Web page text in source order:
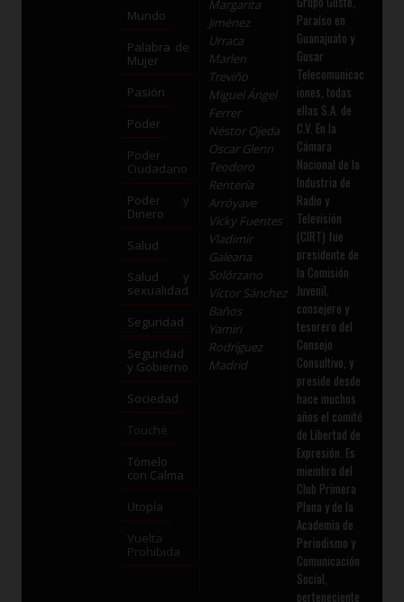
Mundo
Palabra de
Mujer
Pasión
Poder
Poder
Ciudadano
Poder y
Dinero
Salud
Salud y
sexualidad
Seguridad
Seguridad
y Gobierno
Sociedad
Touché
Tómelo
con Calma
Utopía
Vuelta
Prohibida
Margarita
Jiménez
Urraca
Marlen
Treviño
Miguel Ángel
Ferrer
Néstor Ojeda
Oscar Glenn
Teodoro
Rentería
Arróyave
Vicky Fuentes
Vladimir
Galeana
Solórzano
Víctor Sánchez
Baños
Yamiri
Rodríguez
Madrid
Paraíso en
Guanajuato y
Gusar
Telecomunicac
iones, todas
ellas S.A. de
C.V. En la
Cámara
Nacional de la
Industria de
Radio y
Televisión
(CIRT) fue
presidente de
la Comisión
Juvenil,
consejero y
tesorero del
Consejo
Consultivo, y
preside desde
hace muchos
años el comité
de Libertad de
Expresión. Es
miembro del
Club Primera
Plana y de la
Academia de
Periodismo y
Comunicación
Social,
perteneciente